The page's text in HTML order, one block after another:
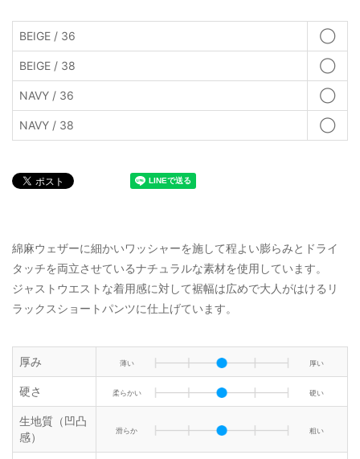
BEIGE / 36 ◯
BEIGE / 38 ◯
NAVY / 36 ◯
NAVY / 38 ◯
綿麻ウェザーに細かいワッシャーを施して程よい膨らみとドライ
タッチを両立させているナチュラルな素材を使用しています。
ジャストウエストな着用感に対して裾幅は広めで大人がはけるリ
ラックスショートパンツに仕上げています。
厚み 薄い 厚い
硬さ 柔らかい 硬い
生地質（凹凸
感）
滑らか 粗い